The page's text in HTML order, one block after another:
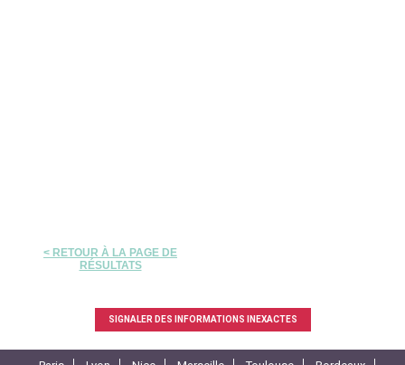
< RETOUR À LA PAGE DE
RÉSULTATS
SIGNALER DES INFORMATIONS INEXACTES